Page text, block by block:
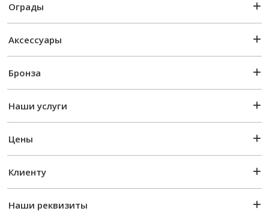
Ограды
Аксессуары
Бронза
Наши услуги
Цены
Клиенту
Наши реквизиты